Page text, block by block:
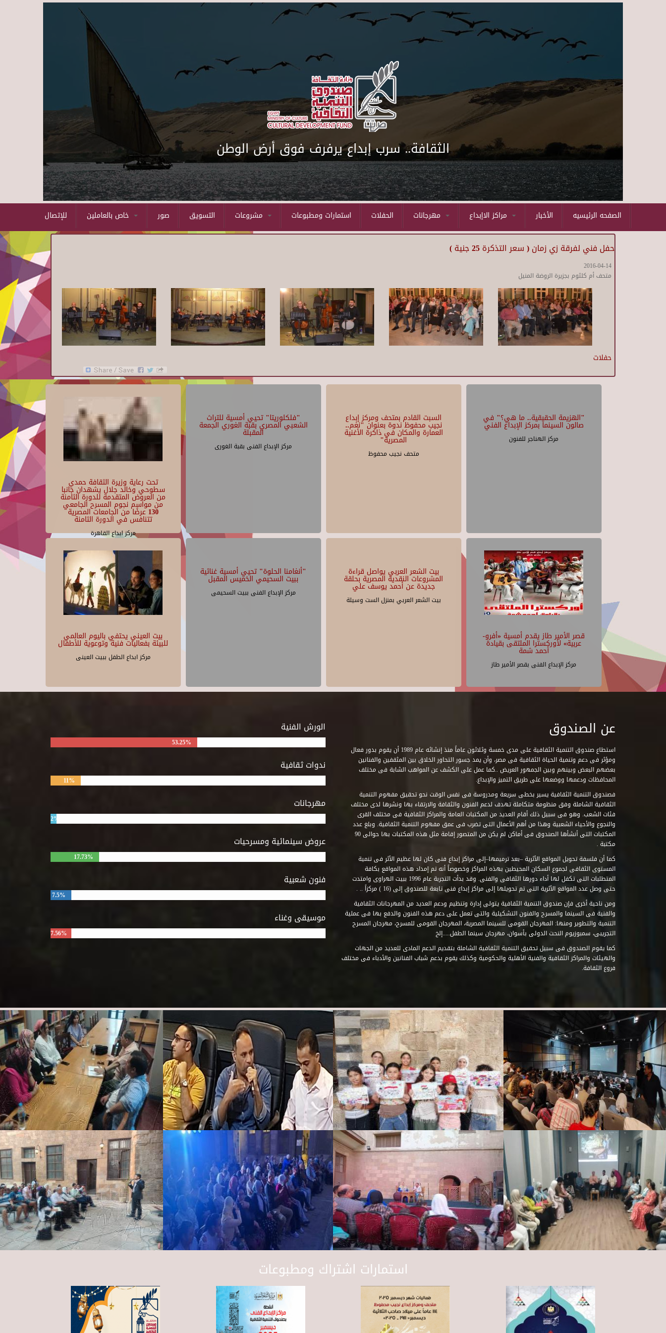
Skip to main content
الثقافة.. سرب إبداع يرفرف فوق أرض الوطن
للإتصال صور التسويق استمارات ومطبوعات الحفلات الأخبار الصفحه الرئيسيه
حفل فني لفرقة زي زمان ( سعر التذكرة 25 جنية )
2016-04-14
متحف أم كلثوم بجزيرة الروضة المنيل
حفلات
تحت رعاية وزيرة الثقافة حمدي
سطوحي وخالد جلال يشهدان جانبا
من العروض المتقدمة للدورة الثامنة
من مواسم نجوم المسرح الجامعي
130 عرضًا من الجامعات المصرية
تتنافس في الدورة الثامنة
مركز ابداع القاهرة
"فلكلوريتا" تحيي أمسية للتراث
الشعبي المصري بقبة الغوري الجمعة
المقبلة
مركز الإبداع الفنى بقبة الغورى
السبت القادم بمتحف ومركز إبداع
نجيب محفوظ ندوة بعنوان "نغم..
العمارة والمكان في ذاكرة الأغنية
المصرية"
متحف نجيب محفوظ
"الهزيمة الحقيقية.. ما هي؟" في
صالون السينما بمركز الإبداع الفني
مركز الهناجر للفنون
بيت العيني يحتفي باليوم العالمي
للبيئة بفعاليات فنية وتوعوية للأطفال
مركز ابداع الطفل ببيت العينى
"أنغامنا الحلوة" تحيي أمسية غنائية
ببيت السحيمي الخميس المقبل
مركز الإبداع الفنى ببيت السحيمى
بيت الشعر العربي يواصل قراءة
المشروعات النقدية المصرية بحلقة
جديدة عن أحمد يوسف علي
بيت الشعر العربي بمنزل الست وسيلة
قصر الأمير طاز يقدم أمسية «أفرو-
عربية» لأوركسترا الملتقى بقيادة
أحمد شمة
مركز الإبداع الفنى بقصر الأمير طاز
الورش الفنية
53.25%
ندوات ثقافية
11%
مهرجانات
2%
عروض سينمائية ومسرحيات
17.73%
فنون شعبية
7.5%
موسيقى وغناء
7.56%
عن الصندوق
استطاع صندوق التنمية الثقافية على مدى خمسة وثلاثون عاماً منذ إنشائه عام 1989 أن يقوم بدور فعال
ومؤثر فى دعم وتنمية الحياة الثقافية فى مصر، وأن يمد جسور التحاور الخلاق بين المثقفين والفنانين
بعضهم البعض وبينهم وبين الجمهور العريض ..كما عمل على الكشف عن المواهب الشابة فى مختلف
المحافظات ودعمها ووضعها على طريق التميز والإبداع.
فصندوق التنمية الثقافية يسير بخطى سريعة ومدروسة فى نفس الوقت نحو تحقيق مفهوم التنمية
الثقافية الشاملة وفق منظومة متكاملة تهدف لدعم الفنون والثقافة والارتقاء بها ونشرها لدى مختلف
فئات الشعب. وهو فى سبيل ذلك أقام العديد من المكتبات العامة والمراكز الثقافية فى مختلف القرى
والنجوع والأحياء الشعبية وهذا من أهم الأعمال التى تضرب فى عمق مفهوم التنمية الثقافية. وبلغ عدد
المكتبات التى أنشأها الصندوق فى أماكن لم يكن من المتصور إقامة مثل هذه المكتبات بها حوالى 90
مكتبة .
كما أن فلسفة تحويل المواقع الأثرية –بعد ترميمها–إلى مراكز إبداع فنى كان لها عظيم الأثر فى تنمية
المستوى الثقافى لجموع السكان المحيطين بهذه المراكز وخصوصاً أنه تم إمداد هذه المواقع بكافة
المتطلبات التى تكفل لها أداء دورها الثقافى والفنى. وقد بدأت التجربة عام 1996 ببيت الهراوى وامتدت
حتى وصل عدد المواقع الأثرية التى تم تحويلها إلى مراكز إبداع فنى تابعة للصندوق إلى (16 ) مركزاً .. .
ومن ناحية أخرى فإن صندوق التنمية الثقافية يتولى إدارة وتنظيم ودعم العديد من المهرجانات الثقافية
والفنية فى السينما والمسرح والفنون التشكيلية والتى تعمل على دعم هذه الفنون والدفع بها فى عملية
التنمية والتطوير ومنها: المهرجان القومى للسينما المصرية، المهرجان القومى للمسرح، مهرجان المسرح
التجريبى، سمبوزيوم النحت الدولى بأسوان، مهرجان سينما الطفل.....إلخ
كما يقوم الصندوق فى سبيل تحقيق التنمية الثقافية الشاملة بتقديم الدعم المادى للعديد من الجهات
والهيئات والمراكز الثقافية والفنية الأهلية والحكومية وكذلك يقوم بدعم شباب الفنانين والأدباء فى مختلف
فروع الثقافة.
استمارات اشتراك ومطبوعات